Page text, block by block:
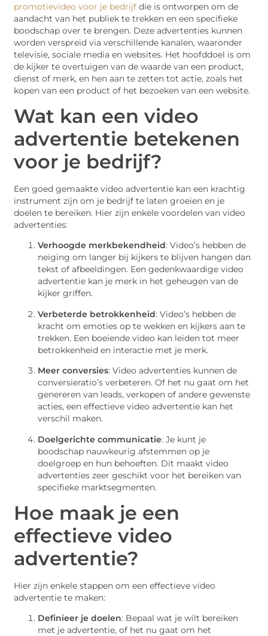
promotievideo voor je bedrijf die is ontworpen om de
aandacht van het publiek te trekken en een specifieke
boodschap over te brengen. Deze advertenties kunnen
worden verspreid via verschillende kanalen, waaronder
televisie, sociale media en websites. Het hoofddoel is om
de kijker te overtuigen van de waarde van een product,
dienst of merk, en hen aan te zetten tot actie, zoals het
kopen van een product of het bezoeken van een website.
Wat kan een video
advertentie betekenen
voor je bedrijf?
Een goed gemaakte video advertentie kan een krachtig
instrument zijn om je bedrijf te laten groeien en je
doelen te bereiken. Hier zijn enkele voordelen van video
advertenties:
Verhoogde merkbekendheid: Video’s hebben de
neiging om langer bij kijkers te blijven hangen dan
tekst of afbeeldingen. Een gedenkwaardige video
advertentie kan je merk in het geheugen van de
kijker griffen.
Verbeterde betrokkenheid: Video’s hebben de
kracht om emoties op te wekken en kijkers aan te
trekken. Een boeiende video kan leiden tot meer
betrokkenheid en interactie met je merk.
Meer conversies: Video advertenties kunnen de
conversieratio’s verbeteren. Of het nu gaat om het
genereren van leads, verkopen of andere gewenste
acties, een effectieve video advertentie kan het
verschil maken.
Doelgerichte communicatie: Je kunt je
boodschap nauwkeurig afstemmen op je
doelgroep en hun behoeften. Dit maakt video
advertenties zeer geschikt voor het bereiken van
specifieke marktsegmenten.
Hoe maak je een
effectieve video
advertentie?
Hier zijn enkele stappen om een effectieve video
advertentie te maken:
Definieer je doelen: Bepaal wat je wilt bereiken
met je advertentie, of het nu gaat om het